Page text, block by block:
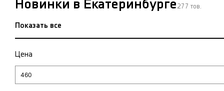
Новинки в Екатеринбурге 277 тов.
Показать все
Цена